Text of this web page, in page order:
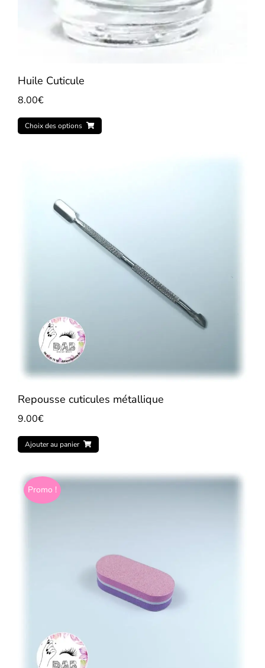
Huile Cuticule
8.00€
Choix des options
Repousse cuticules métallique
9.00€
Ajouter au panier
Promo !